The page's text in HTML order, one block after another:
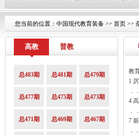
您当前的位置： 中国现代教育装备 >> 首页 >>
高教 普教
总483期 总481期 总479期
总477期 总475期 总473期
总471期 总469期 总467期
教
1
．
4
．
7
．